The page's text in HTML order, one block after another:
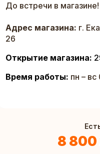
До встречи в магазине!
Адрес магазина: г.
26
Открытие магазина:
Время работы: пн –
8 800